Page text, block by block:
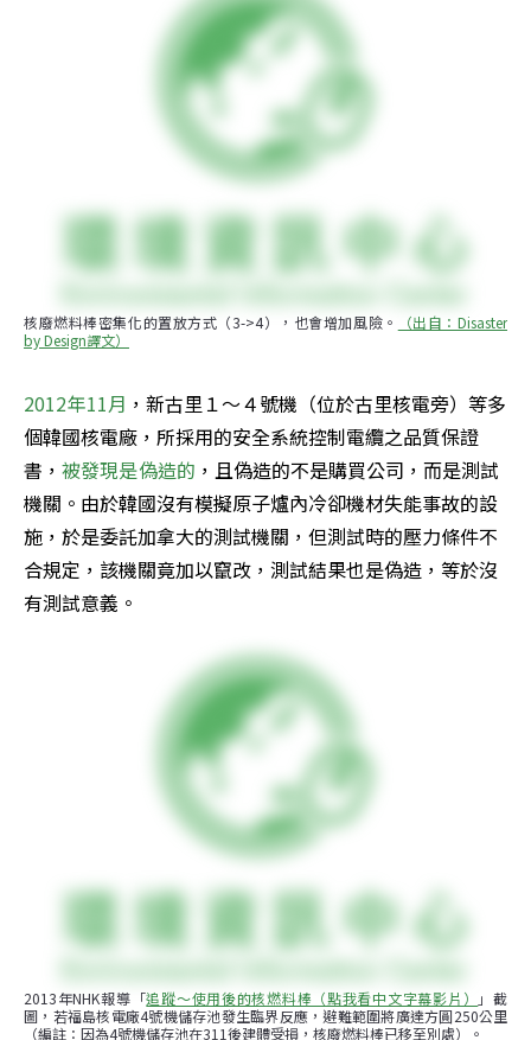
核廢燃料棒密集化的置放方式（3->4），也會增加風險。
（出自：Disaster
by Design譯文）
2012年11月 ，新古里１～４號機（位於古里核電旁）等多
個韓國核電廠，所採用的安全系統控制電纜之品質保證
書， 被發現是偽造的 ，且偽造的不是購買公司，而是測試
機關。由於韓國沒有模擬原子爐內冷卻機材失能事故的設
施，於是委託加拿大的測試機關，但測試時的壓力條件不
合規定，該機關竟加以竄改，測試結果也是偽造，等於沒
有測試意義。
2013年NHK報導「追蹤～使用後的核燃料棒（點我看中文字幕影片）
」截
圖，若福島核電廠4號機儲存池發生臨界反應，避難範圍將廣達方圓250公里
（編註：因為4號機儲存池在311後建體受損，核廢燃料棒已移至別處）。